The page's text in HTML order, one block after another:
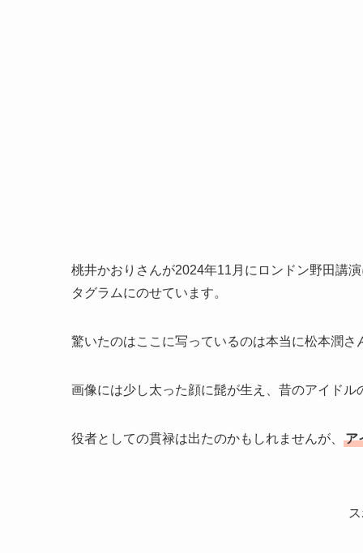
桃井かおりさんが2024年11月にロンドン野田講
タグラムにのせています。
驚いたのはここに写っているのは本当に松本潤
画像には少し太った顔に髭が生え、昔のアイド
役者としての貫禄は出たのかもしれませんが、 ア